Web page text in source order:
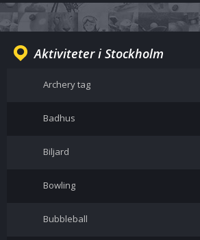
Aktiviteter i Stockholm
Archery tag
Badhus
Biljard
Bowling
Bubbleball